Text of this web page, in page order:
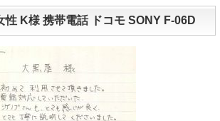
性 K様 携帯電話 ドコモ SONY F-06D